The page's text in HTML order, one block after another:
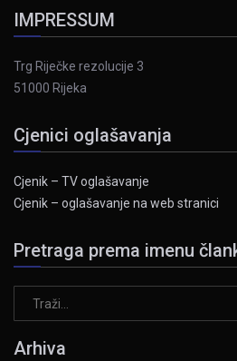
IMPRESSUM
Trg Riječke rezolucije 3
51000 Rijeka
Cjenici oglašavanja
Cjenik – TV oglašavanje
Cjenik – oglašavanje na web stranici
Pretraga prema imenu
Arhiva